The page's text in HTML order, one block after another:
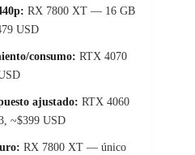
RX 7800 XT — 16 GB
USD
consumo: RTX 4070
ajustado: RTX 4060
~$399 USD
RX 7800 XT — único